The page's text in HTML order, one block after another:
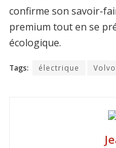
confirme son savoir-
premium tout en se
écologique.
Tags: électrique Volvo